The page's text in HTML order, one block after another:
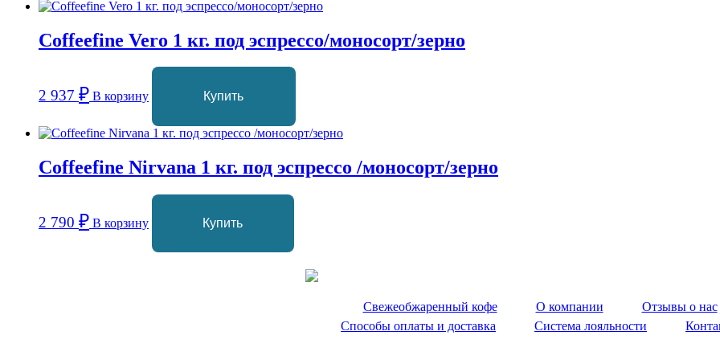
Coffeefine Vero 1 кг. под эспрессо/моносорт/зерно
2 937 ₽ В корзину Купить
Coffeefine Nirvana 1 кг. под эспрессо /моносорт/зерно
2 790 ₽ В корзину Купить
Свежеобжаренный кофе О компании
Отзывы о нас
Способы оплаты и доставка
Система лояльности